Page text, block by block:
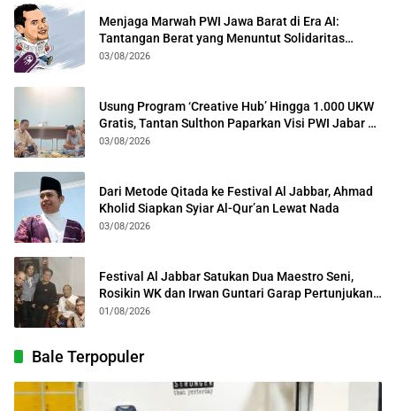
Menjaga Marwah PWI Jawa Barat di Era AI:
Tantangan Berat yang Menuntut Solidaritas
Lintas Generasi
03/08/2026
Usung Program ‘Creative Hub’ Hingga 1.000 UKW
Gratis, Tantan Sulthon Paparkan Visi PWI Jabar di
Kota Bogor
03/08/2026
Dari Metode Qitada ke Festival Al Jabbar, Ahmad
Kholid Siapkan Syiar Al-Qur’an Lewat Nada
03/08/2026
Festival Al Jabbar Satukan Dua Maestro Seni,
Rosikin WK dan Irwan Guntari Garap Pertunjukan
Kolosal
01/08/2026
Bale Terpopuler